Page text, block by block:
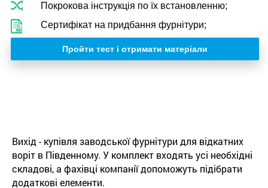
Покрокова інструкція по їх встановленню;
Сертифікат на придбання фурнітури;
Пройти тест і отримати матеріали
Вихід - купівля заводської фурнітури для відкатних
воріт в Південному. У комплект входять усі необхідні
складові, а фахівці компанії допоможуть підібрати
додаткові елементи.